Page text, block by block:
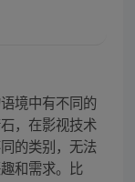
境中有不同的
，在影视技术
的类别，无法
和需求。比